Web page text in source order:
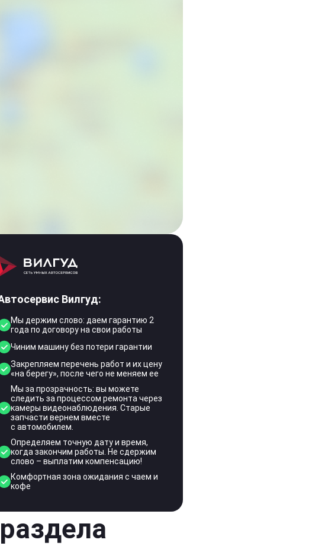
Вилгуд:
Мы держим слово: даем гарантию 2
года по договору на свои работы
Чиним машину без потери гарантии
Закрепляем перечень работ и их цену
«на берегу», после чего не меняем ее
Мы за прозрачность: вы можете
следить за процессом ремонта через
камеры видеонаблюдения. Старые
запчасти вернем вместе
с автомобилем.
Определяем точную дату и время,
когда закончим работы. Не сдержим
слово – выплатим компенсацию!
Комфортная зона ожидания с чаем и
кофе